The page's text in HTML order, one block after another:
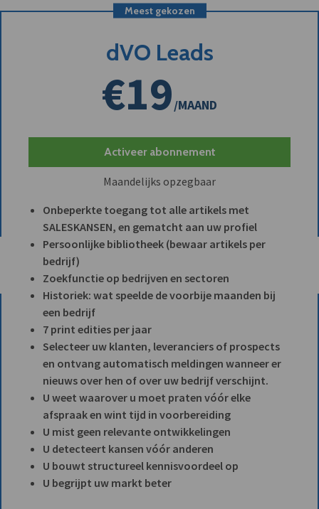
Meest gekozen
dVO Leads
€19/MAAND
Activeer abonnement
Maandelijks opzegbaar
Onbeperkte toegang tot alle artikels met
SALESKANSEN, en gematcht aan uw profiel
Persoonlijke bibliotheek (bewaar artikels per
bedrijf)
Zoekfunctie op bedrijven en sectoren
Historiek: wat speelde de voorbije maanden bij
een bedrijf
7 print edities per jaar
Selecteer uw klanten, leveranciers of prospects
en ontvang automatisch meldingen wanneer er
nieuws over hen of over uw bedrijf verschijnt.
U weet waarover u moet praten vóór elke
afspraak en wint tijd in voorbereiding
U mist geen relevante ontwikkelingen
U detecteert kansen vóór anderen
U bouwt structureel kennisvoordeel op
U begrijpt uw markt beter